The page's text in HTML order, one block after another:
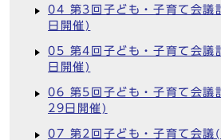
04 第3回子ども・子育て会議
日開催)
05 第4回子ども・子育て会議
日開催)
06 第5回子ども・子育て会議
29日開催)
07 第2回子ども・子育て会議